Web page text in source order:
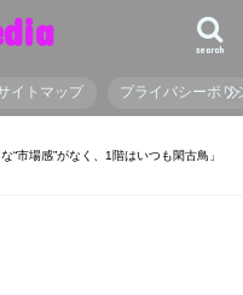
search
イトマップ プライバシーポリ
“市場感”がなく、1階はいつも閑古鳥」